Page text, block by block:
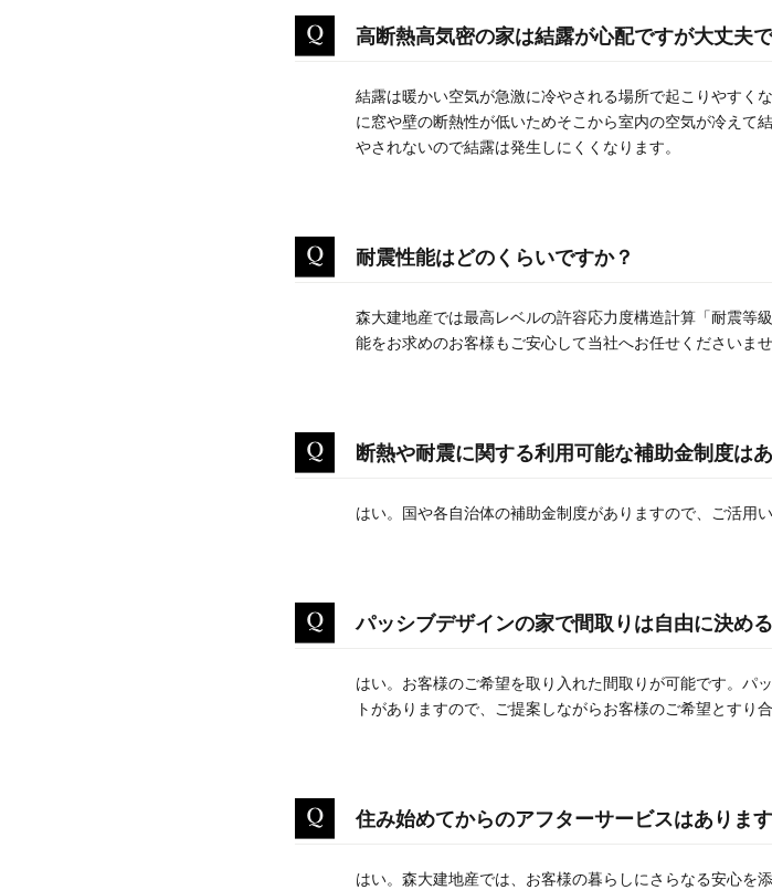
高断熱高気密の家は結露が心配ですが大丈夫
結露は暖かい空気が急激に冷やされる場所で起こりやすく
に窓や壁の断熱性が低いためそこから室内の空気が冷えて
やされないので結露は発生しにくくなります。
耐震性能はどのくらいですか？
森大建地産では最高レベルの許容応力度構造計算「耐震等
能をお求めのお客様もご安心して当社へお任せくださいませ
断熱や耐震に関する利用可能な補助金制度は
はい。国や各自治体の補助金制度がありますので、ご活用
パッシブデザインの家で間取りは自由に決め
はい。お客様のご希望を取り入れた間取りが可能です。パ
トがありますので、ご提案しながらお客様のご希望とすり
住み始めてからのアフターサービスはありま
はい。森大建地産では、お客様の暮らしにさらなる安心を